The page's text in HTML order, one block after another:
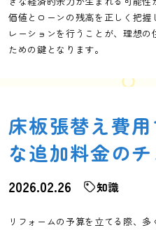
価値とローンの残高を正しく把
レーションを行うことが、理想
ための鍵となります。
床板張替え費
な追加料金の
2026.02.26 知識
リフォームの予算を立てる際、